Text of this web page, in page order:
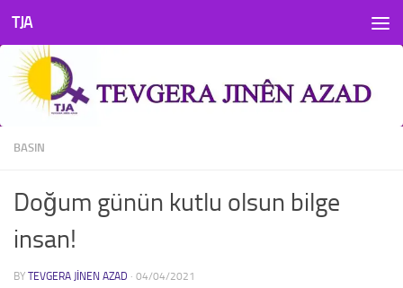
Skip to content
TJA
BASIN
Doğum günün kutlu olsun bilge
insan!
BY TEVGERA JINEN AZAD · 04/04/2021